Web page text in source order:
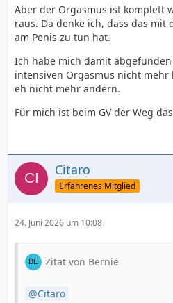
Aber der Orgasmus ist komplett
raus. Da denke ich, dass das mit
am Penis zu tun hat.
Ich habe mich damit
intensiven Orgasmus nicht mehr
eh nicht mehr ändern.
Für mich ist beim GV der Weg
Citaro
Erfahrenes Mitglied
24. Juni 2026 um 10:08
Zitat von Bernie
Citaro